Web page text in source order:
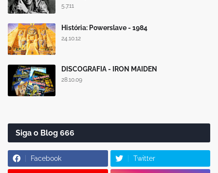
5.7.11
História: Powerslave - 1984
24.10.12
DISCOGRAFIA - IRON MAIDEN
28.10.09
Siga o Blog 666
Facebook Twitter